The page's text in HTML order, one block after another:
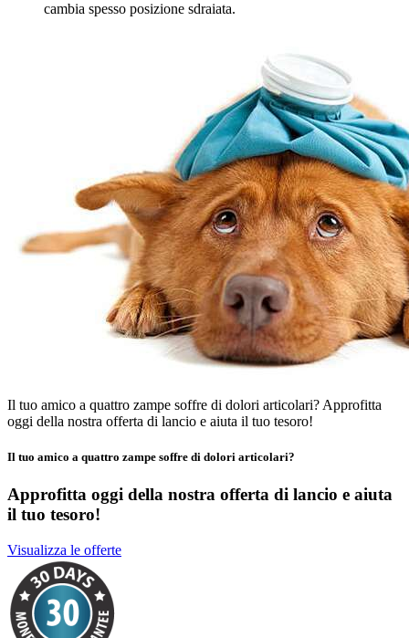
cambia spesso posizione sdraiata.
Il tuo amico a quattro zampe soffre di dolori articolari? Approfitta
oggi della nostra offerta di lancio e aiuta il tuo tesoro!
Il tuo amico a quattro zampe soffre di dolori articolari?
Approfitta oggi della nostra offerta di lancio e aiuta
il tuo tesoro!
Visualizza le offerte